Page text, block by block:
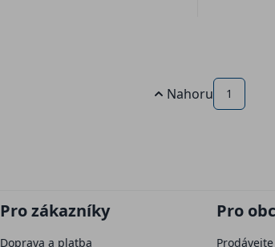
Nahoru 1
Pro zákazníky
Doprava a platba
Pro